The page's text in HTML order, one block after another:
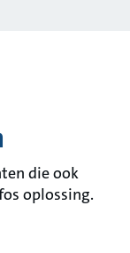
die ook
oplossing.